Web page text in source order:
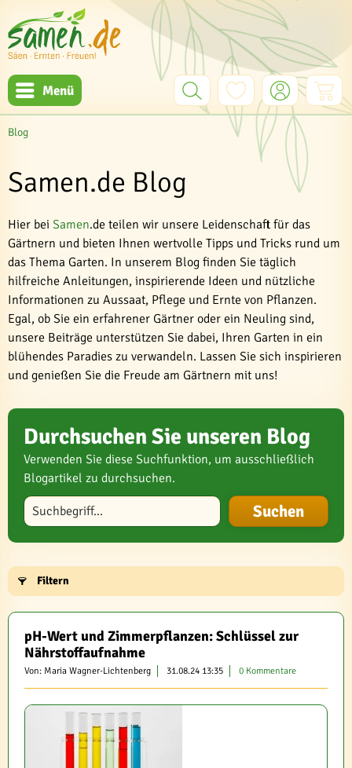
Menü
Blog
Samen.de Blog
Hier bei Samen.de teilen wir unsere Leidenschaft für das
Gärtnern und bieten Ihnen wertvolle Tipps und Tricks rund um
das Thema Garten. In unserem Blog finden Sie täglich
hilfreiche Anleitungen, inspirierende Ideen und nützliche
Informationen zu Aussaat, Pflege und Ernte von Pflanzen.
Egal, ob Sie ein erfahrener Gärtner oder ein Neuling sind,
unsere Beiträge unterstützen Sie dabei, Ihren Garten in ein
blühendes Paradies zu verwandeln. Lassen Sie sich inspirieren
und genießen Sie die Freude am Gärtnern mit uns!
Durchsuchen Sie unseren Blog
Verwenden Sie diese Suchfunktion, um ausschließlich
Blogartikel zu durchsuchen.
Blog durchsuchen
Filtern
pH-Wert und Zimmerpflanzen: Schlüssel zur
Nährstoffaufnahme
Von: Maria Wagner-Lichtenberg 31.08.24 13:35 0 Kommentare